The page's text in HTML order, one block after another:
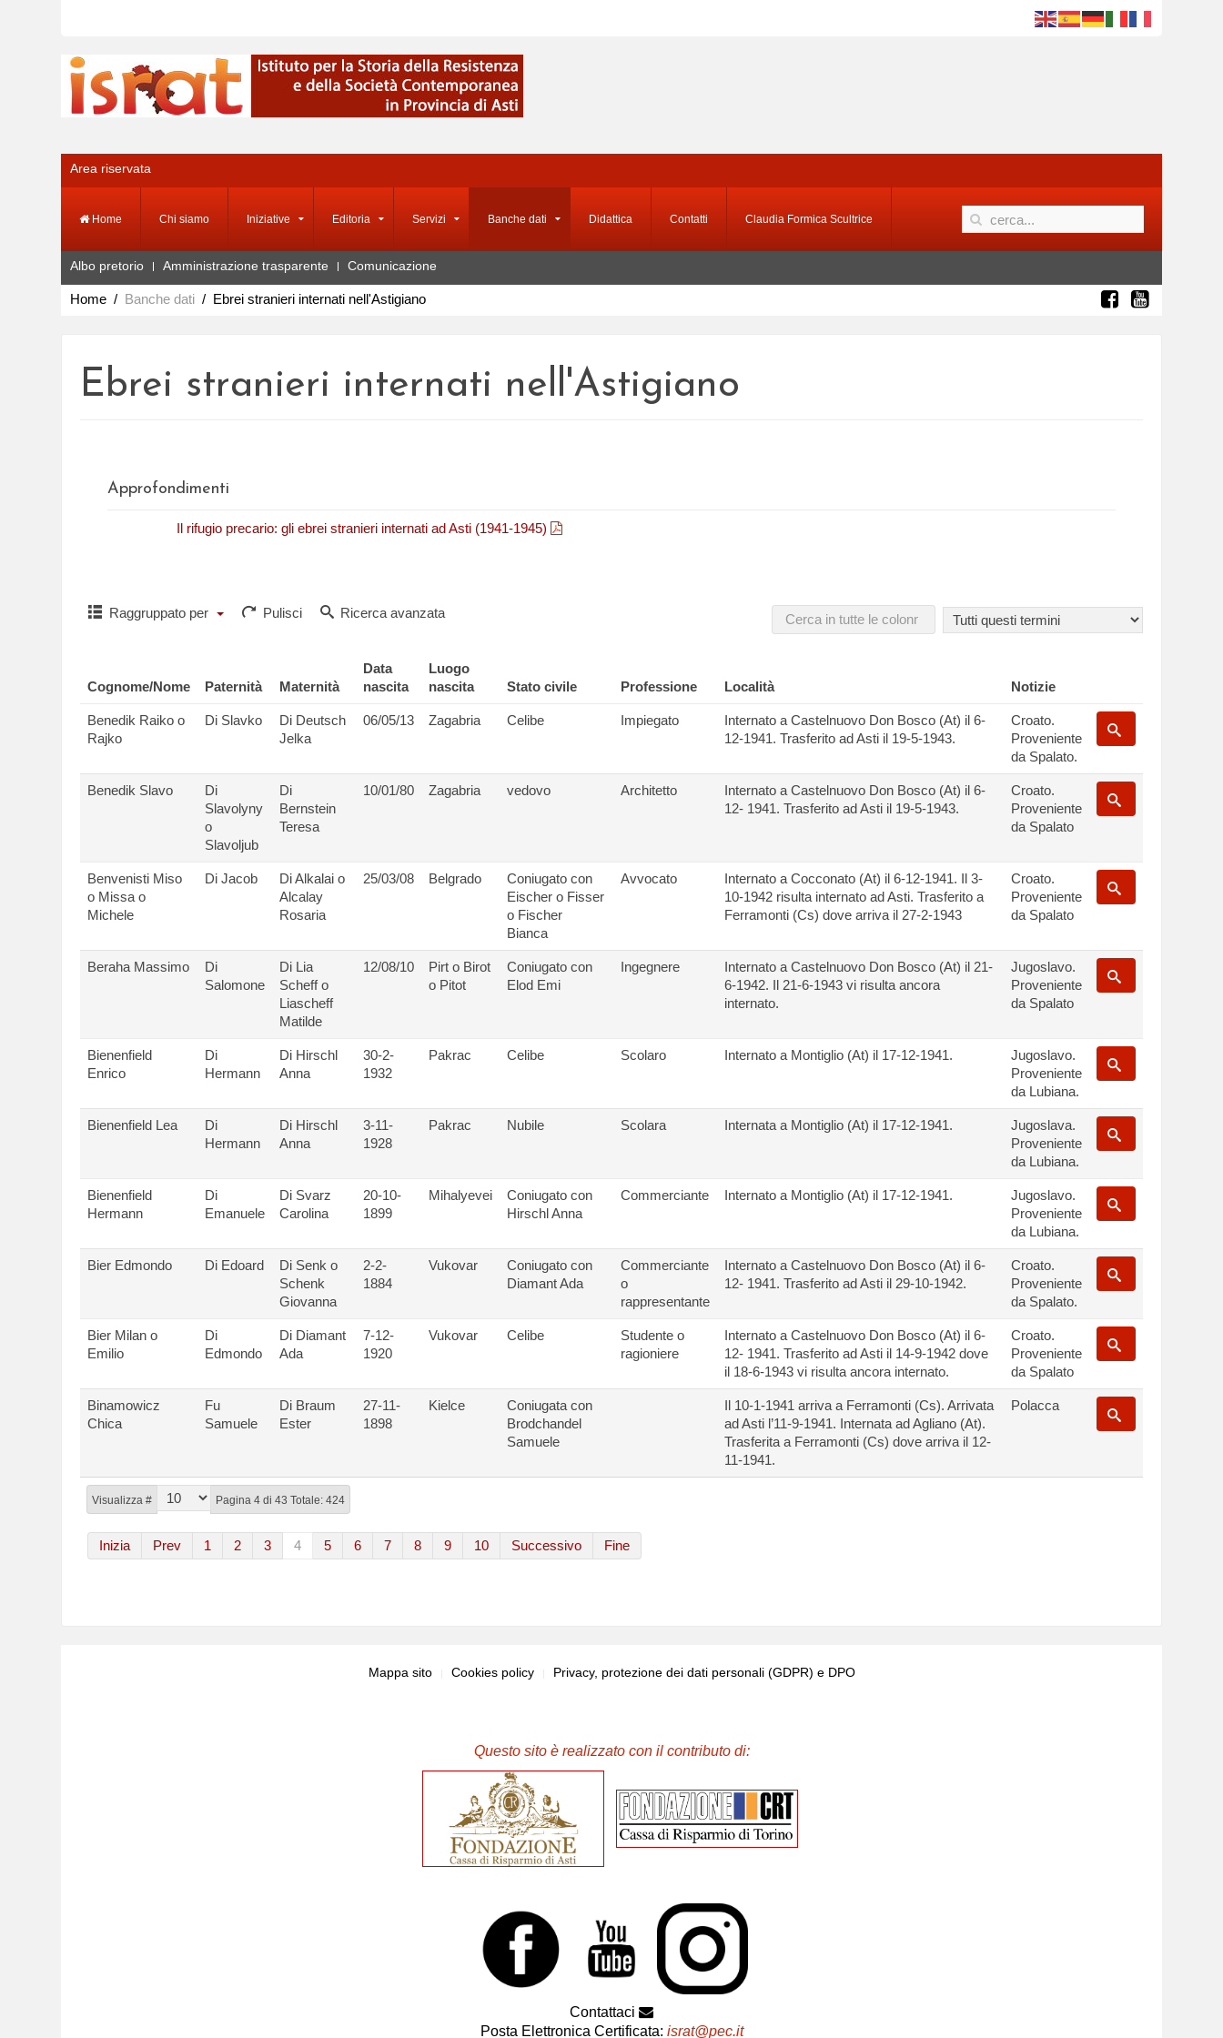
Area riservata
Home Chi siamo Iniziative Editoria Servizi Banche dati Didattica Contatti Claudia Formica Scultrice
Albo pretorio Amministrazione trasparente Comunicazione
Home Banche dati Ebrei stranieri internati nell'Astigiano
Ebrei stranieri internati nell'Astigiano
Approfondimenti
Il rifugio precario: gli ebrei stranieri internati ad Asti (1941-1945)
Raggruppato per Pulisci Ricerca avanzata
Cognome/Nome Paternità Maternità
Data
nascita
Luogo
nascita
Stato civile Professione Località Notizie
Visualizza # Pagina 4 di 43 Totale: 424
Inizia Prev 1 2 3 4 5 6 7 8 9 10 Successivo Fine
Benedik Raiko o
Rajko
Di Slavko
Di Deutsch
Jelka
06/05/13 Zagabria Celibe Impiegato
Internato a Castelnuovo Don Bosco (At) il 6-
12-1941. Trasferito ad Asti il 19-5-1943.
Croato.
Proveniente
da Spalato.
Benedik Slavo
Di
Slavolyny
o
Slavoljub
Di
Bernstein
Teresa
10/01/80 Zagabria vedovo Architetto
Internato a Castelnuovo Don Bosco (At) il 6-
12- 1941. Trasferito ad Asti il 19-5-1943.
Croato.
Proveniente
da Spalato
Benvenisti Miso
o Missa o
Michele
Di Jacob
Di Alkalai o
Alcalay
Rosaria
25/03/08 Belgrado
Coniugato con
Eischer o Fisser
o Fischer
Bianca
Avvocato
Internato a Cocconato (At) il 6-12-1941. Il 3-
10-1942 risulta internato ad Asti. Trasferito a
Ferramonti (Cs) dove arriva il 27-2-1943
Croato.
Proveniente
da Spalato
Beraha Massimo
Di
Salomone
Di Lia
Scheff o
Liascheff
Matilde
12/08/10
Pirt o Birot
o Pitot
Coniugato con
Elod Emi
Ingegnere
Internato a Castelnuovo Don Bosco (At) il 21-
6-1942. Il 21-6-1943 vi risulta ancora
internato.
Jugoslavo.
Proveniente
da Spalato
Bienenfield
Enrico
Di
Hermann
Di Hirschl
Anna
30-2-
1932
Pakrac Celibe Scolaro Internato a Montiglio (At) il 17-12-1941.
Jugoslavo.
Proveniente
da Lubiana.
Bienenfield Lea
Di
Hermann
Di Hirschl
Anna
3-11-
1928
Pakrac Nubile Scolara Internata a Montiglio (At) il 17-12-1941.
Jugoslava.
Proveniente
da Lubiana.
Bienenfield
Hermann
Di
Emanuele
Di Svarz
Carolina
20-10-
1899
Mihalyevei
Coniugato con
Hirschl Anna
Commerciante Internato a Montiglio (At) il 17-12-1941.
Jugoslavo.
Proveniente
da Lubiana.
Bier Edmondo Di Edoard
Di Senk o
Schenk
Giovanna
2-2-
1884
Vukovar
Coniugato con
Diamant Ada
Commerciante
o
rappresentante
Internato a Castelnuovo Don Bosco (At) il 6-
12- 1941. Trasferito ad Asti il 29-10-1942.
Croato.
Proveniente
da Spalato.
Bier Milan o
Emilio
Di
Edmondo
Di Diamant
Ada
7-12-
1920
Vukovar Celibe
Studente o
ragioniere
Internato a Castelnuovo Don Bosco (At) il 6-
12- 1941. Trasferito ad Asti il 14-9-1942 dove
il 18-6-1943 vi risulta ancora internato.
Croato.
Proveniente
da Spalato
Binamowicz
Chica
Fu
Samuele
Di Braum
Ester
27-11-
1898
Kielce
Coniugata con
Brodchandel
Samuele
Il 10-1-1941 arriva a Ferramonti (Cs). Arrivata
ad Asti l’11-9-1941. Internata ad Agliano (At).
Trasferita a Ferramonti (Cs) dove arriva il 12-
11-1941.
Polacca
Mappa sito Cookies policy Privacy, protezione dei dati personali (GDPR) e DPO
Questo sito è realizzato con il contributo di:
Contattaci
Posta Elettronica Certificata: israt@pec.it